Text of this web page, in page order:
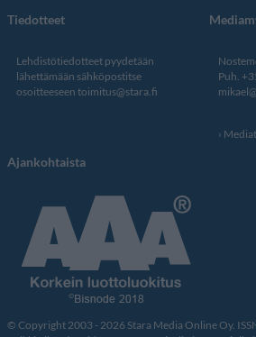
Tiedotteet
Lehdistötiedotteet pyydetään
lähettämään sähköpostitse
osoitteeseen toimitus@stara.fi
Puh.
Ajankohtaista
© Copyright 2003 - 2026 Stara Media Online Oy.